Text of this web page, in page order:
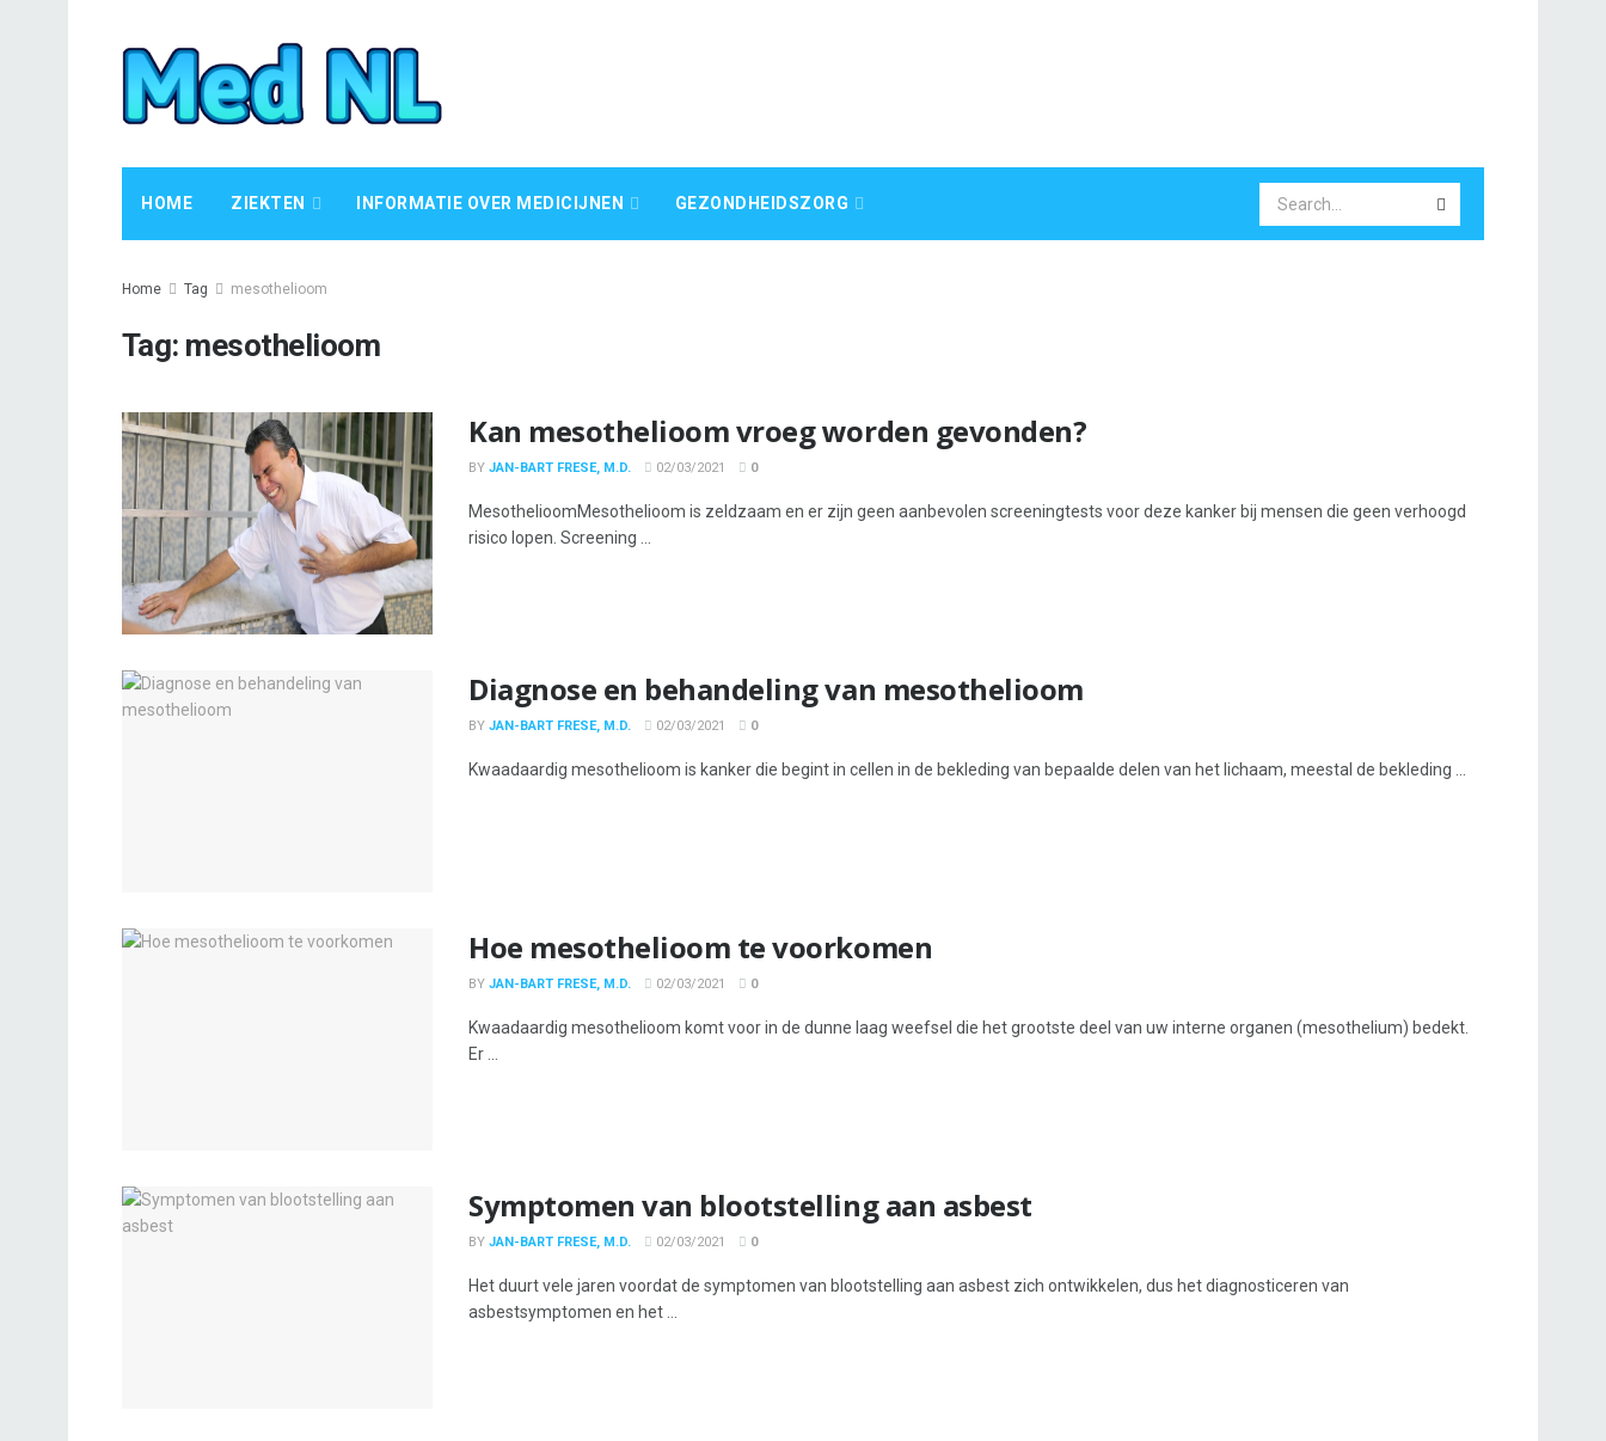
HOME ZIEKTEN INFORMATIE OVER MEDICIJNEN GEZONDHEIDSZORG
Home Tag mesothelioom
Tag: mesothelioom
Kan mesothelioom vroeg worden gevonden?
BY JAN-BART FRESE, M.D. 02/03/2021 0
MesothelioomMesothelioom is zeldzaam en er zijn geen aanbevolen screeningtests voor deze kanker bij mensen die geen verhoogd
risico lopen. Screening ...
Diagnose en behandeling van mesothelioom
BY JAN-BART FRESE, M.D. 02/03/2021 0
Kwaadaardig mesothelioom is kanker die begint in cellen in de bekleding van bepaalde delen van het lichaam, meestal de bekleding ...
Hoe mesothelioom te voorkomen
BY JAN-BART FRESE, M.D. 02/03/2021 0
Kwaadaardig mesothelioom komt voor in de dunne laag weefsel die het grootste deel van uw interne organen (mesothelium) bedekt.
Er ...
Symptomen van blootstelling aan asbest
BY JAN-BART FRESE, M.D. 02/03/2021 0
Het duurt vele jaren voordat de symptomen van blootstelling aan asbest zich ontwikkelen, dus het diagnosticeren van
asbestsymptomen en het ...